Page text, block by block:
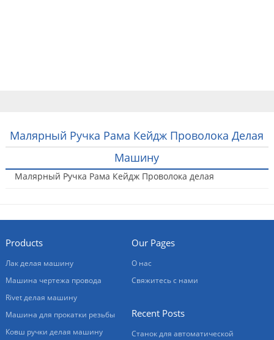
Малярный Ручка Рама Кейдж Проволока Делая
Машину
Малярный Ручка Рама Кейдж Проволока делая
Products
Лак делая машину
Машина чертежа провода
Rivet делая машину
Машина для прокатки резьбы
Ковш ручки делая машину
Our Pages
О нас
Свяжитесь с нами
Recent Posts
Станок для автоматической